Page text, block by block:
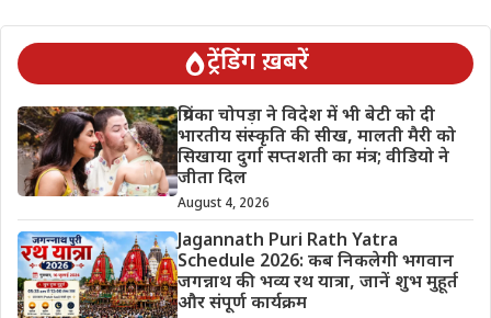
ट्रेंडिंग ख़बरें
प्रियंका चोपड़ा ने विदेश में भी बेटी को दी
भारतीय संस्कृति की सीख, मालती मैरी को
सिखाया दुर्गा सप्तशती का मंत्र; वीडियो ने
जीता दिल
August 4, 2026
Jagannath Puri Rath Yatra
Schedule 2026: कब निकलेगी भगवान
जगन्नाथ की भव्य रथ यात्रा, जानें शुभ मुहूर्त
और संपूर्ण कार्यक्रम